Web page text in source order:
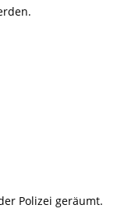
Polizei geräumt.